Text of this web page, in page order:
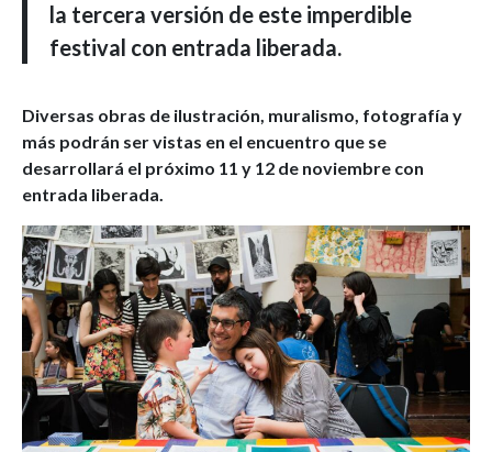
la tercera versión de este imperdible
festival con entrada liberada.
Diversas obras de ilustración, muralismo, fotografía y
más podrán ser vistas en el encuentro que se
desarrollará el próximo 11 y 12 de noviembre con
entrada liberada.